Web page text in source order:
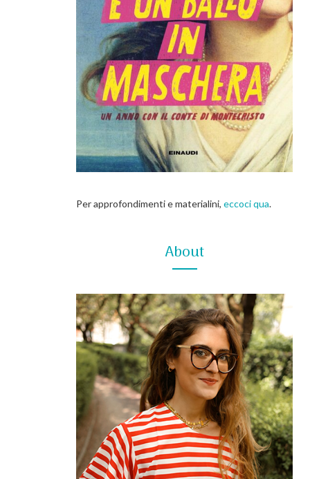
Per approfondimenti e materialini, eccoci qua.
About